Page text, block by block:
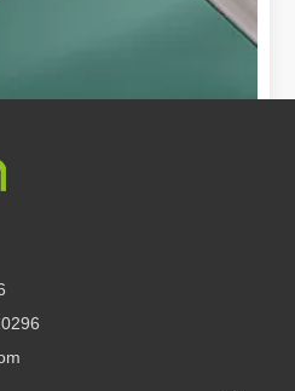
금속 제조 세계에서 효율성과 정